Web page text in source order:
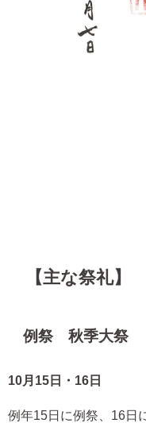
【主な祭礼】
例祭 秋季大祭
10月15日・16日
例年15日に例祭、16日